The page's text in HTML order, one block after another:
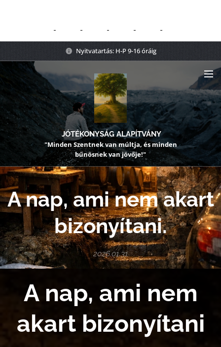
Nyitvatartás: H-P 9-16 óráig
JÓTÉKONYSÁG ALAPÍTVÁNY
"Minden Szentnek van múltja, és minden
bűnösnek van jövője!"
A nap, ami nem akart
bizonyítani.
2026.01.31
A nap, ami nem
akart bizonyítani